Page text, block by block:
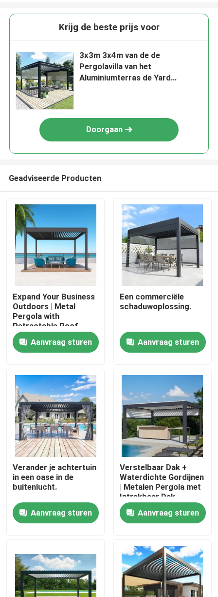
Huis
Producten
Ongeveer ons
Fabrieksreis
Kwaliteitscontrole
Contacteer ons
De Pergola van het aluminiumterras
De Pergola van aluminiumlouvered
Krijg de beste prijs voor
3x3m 3x4m van de de
Pergolavilla van het
Aluminiumterras de Yard
Doorgaan
Geadviseerde Producten
Expand Your Business
Outdoors | Metal
Pergola with
Retractable Roof
Aanvraag sturen
Een commerciële
schaduwoplossing.
Aanvraag sturen
Verander je achtertuin
in een oase in de
buitenlucht.
Aanvraag sturen
Verstelbaar Dak +
Waterdichte Gordijnen
| Metalen Pergola met
Intrekbaar Dak
Aanvraag sturen